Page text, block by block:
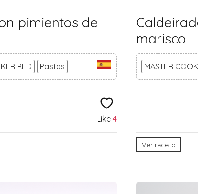
pimientos de
RED Pastas
Like 4
marisco
MASTER
Ver receta